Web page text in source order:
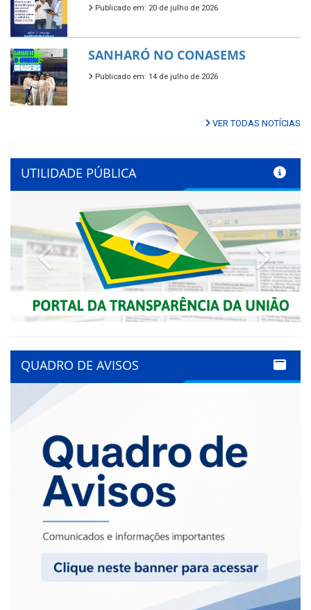
Publicado em: 20 de julho de 2026
SANHARÓ NO CONASEMS
Publicado em: 14 de julho de 2026
VER TODAS NOTÍCIAS
UTILIDADE PÚBLICA
Previous Next
QUADRO DE AVISOS